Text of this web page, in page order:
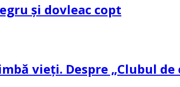
și dovleac copt
vieți. Despre „Clubul de